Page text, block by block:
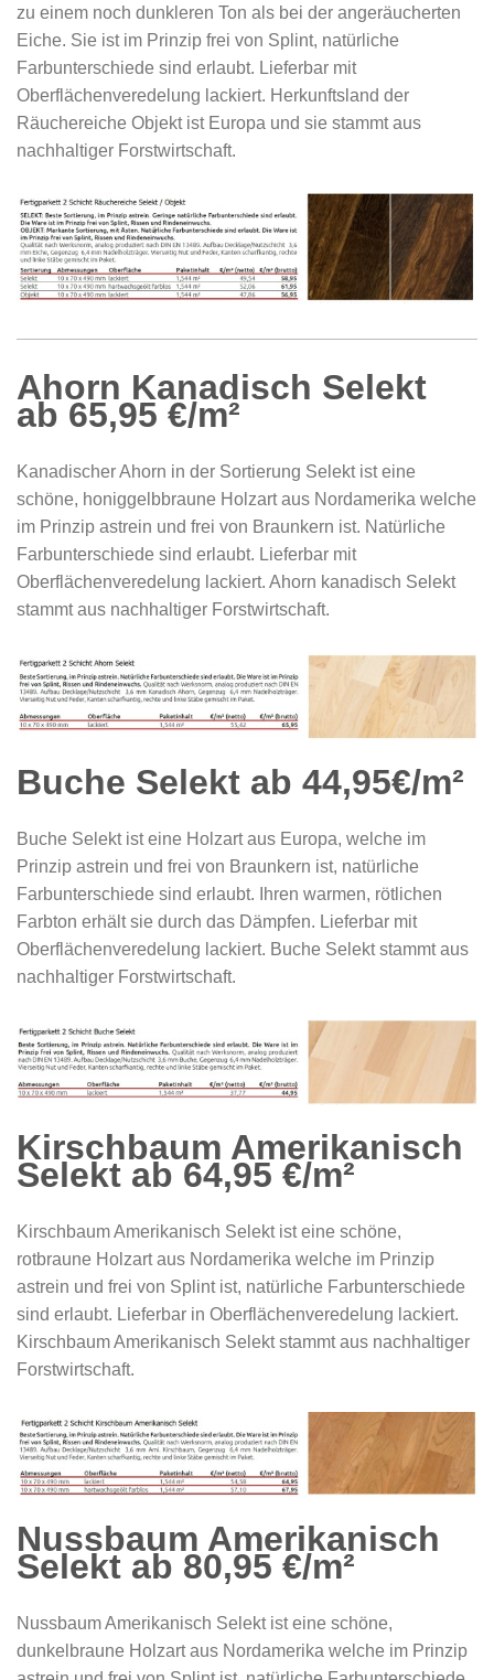
zu einem noch dunkleren Ton als bei der angeräucherten
Eiche. Sie ist im Prinzip frei von Splint, natürliche
Farbunterschiede sind erlaubt. Lieferbar mit
Oberflächenveredelung lackiert. Herkunftsland der
Räuchereiche Objekt ist Europa und sie stammt aus
nachhaltiger Forstwirtschaft.
Ahorn Kanadisch Selekt
ab 65,95 €/m²
Kanadischer Ahorn in der Sortierung Selekt ist eine
schöne, honiggelbbraune Holzart aus Nordamerika welche
im Prinzip astrein und frei von Braunkern ist. Natürliche
Farbunterschiede sind erlaubt. Lieferbar mit
Oberflächenveredelung lackiert. Ahorn kanadisch Selekt
stammt aus nachhaltiger Forstwirtschaft.
Buche Selekt ab 44,95€/m²
Buche Selekt ist eine Holzart aus Europa, welche im
Prinzip astrein und frei von Braunkern ist, natürliche
Farbunterschiede sind erlaubt. Ihren warmen, rötlichen
Farbton erhält sie durch das Dämpfen. Lieferbar mit
Oberflächenveredelung lackiert. Buche Selekt stammt aus
nachhaltiger Forstwirtschaft.
Kirschbaum Amerikanisch
Selekt ab 64,95 €/m²
Kirschbaum Amerikanisch Selekt ist eine schöne,
rotbraune Holzart aus Nordamerika welche im Prinzip
astrein und frei von Splint ist, natürliche Farbunterschiede
sind erlaubt. Lieferbar in Oberflächenveredelung lackiert.
Kirschbaum Amerikanisch Selekt stammt aus nachhaltiger
Forstwirtschaft.
Nussbaum Amerikanisch
Selekt ab 80,95 €/m²
Nussbaum Amerikanisch Selekt ist eine schöne,
dunkelbraune Holzart aus Nordamerika welche im Prinzip